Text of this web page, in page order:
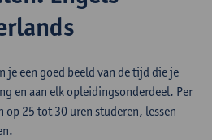
je een goed beeld van de tijd die je
en aan elk opleidingsonderdeel. Per
25 tot 30 uren studeren, lessen